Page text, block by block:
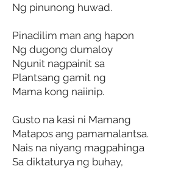
Ng pinunong huwad.
Pinadilim man ang hapon
Ng dugong dumaloy
Ngunit nagpainit sa
Plantsang gamit ng
Mama kong naiinip.
Gusto na kasi ni Mamang
Matapos ang pamamalantsa.
Nais na niyang magpahinga
Sa diktaturya ng buhay,